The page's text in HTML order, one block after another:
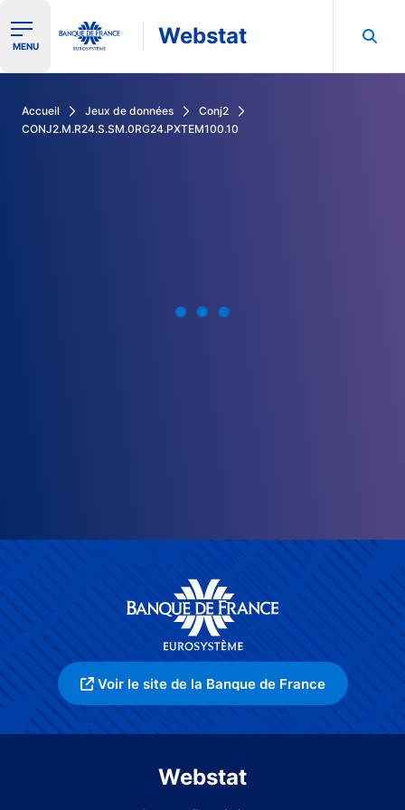
Ouvrir le menu de navigation
MENU Webstat
Accueil Jeux de données
Conj2
CONJ2.M.R24.S.SM.0RG24.PXTEM100.10
Voir le site de la Banque de France
Webstat